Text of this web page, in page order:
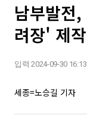
남부발전
려장' 제
입력 2024-09-30 16:13
세종=노승길 기자